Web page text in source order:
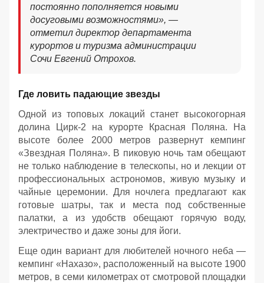
постоянно пополняется новыми
досуговыми возможностями», —
отметил директор департамента
курортов и туризма администрации
Сочи Евгений Отрохов.
Где ловить падающие звезды
Одной из топовых локаций станет высокогорная
долина Цирк-2 на курорте Красная Поляна. На
высоте более 2000 метров развернут кемпинг
«Звездная Поляна». В пиковую ночь там обещают
не только наблюдение в телескопы, но и лекции от
профессиональных астрономов, живую музыку и
чайные церемонии. Для ночлега предлагают как
готовые шатры, так и места под собственные
палатки, а из удобств обещают горячую воду,
электричество и даже зоны для йоги.
Еще один вариант для любителей ночного неба —
кемпинг «Нахазо», расположенный на высоте 1900
метров, в семи километрах от смотровой площадки